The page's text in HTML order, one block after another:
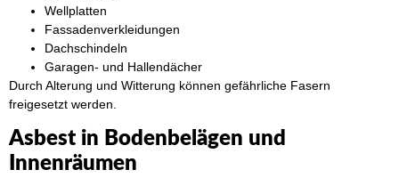
Wellplatten
Fassadenverkleidungen
Dachschindeln
Garagen- und Hallendächer
Durch Alterung und Witterung können gefährliche Fasern
freigesetzt werden.
Asbest in Bodenbelägen und
Innenräumen